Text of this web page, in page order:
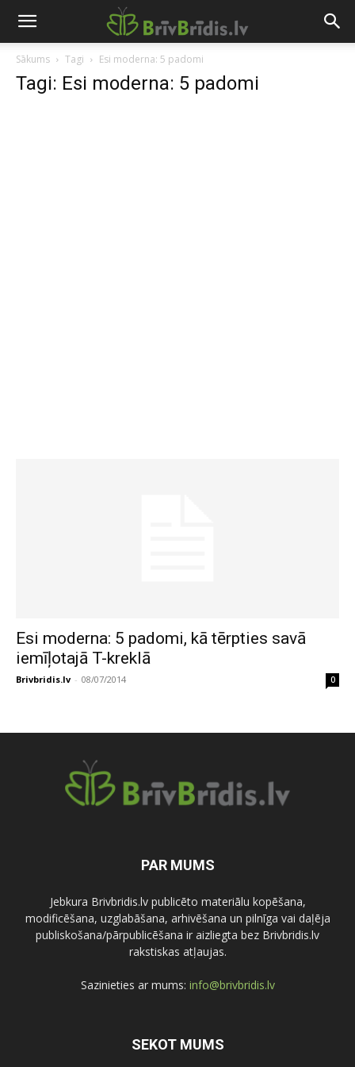
Sākums Tagi Esi moderna: 5 padomi
Tagi: Esi moderna: 5 padomi
Esi moderna: 5 padomi, kā tērpties savā
iemīļotajā T-kreklā
Brivbridis.lv - 08/07/2014 0
PAR MUMS
Jebkura Brivbridis.lv publicēto materiālu kopēšana,
modificēšana, uzglabāšana, arhivēšana un pilnīga vai daļēja
publiskošana/pārpublicēšana ir aizliegta bez Brivbridis.lv
rakstiskas atļaujas.
Sazinieties ar mums: info@brivbridis.lv
SEKOT MUMS